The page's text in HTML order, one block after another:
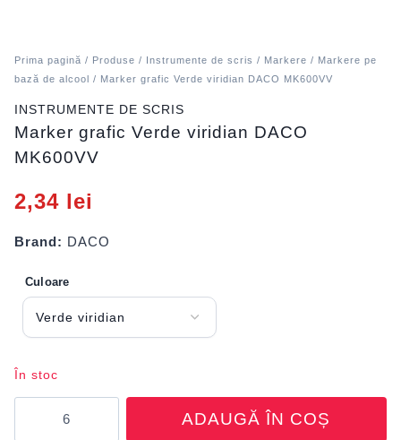
Prima pagină / Produse / Instrumente de scris / Markere / Markere pe
bază de alcool / Marker grafic Verde viridian DACO MK600VV
INSTRUMENTE DE SCRIS
Marker grafic Verde viridian DACO
MK600VV
2,34 lei
Brand: DACO
Culoare
În stoc
ADAUGĂ ÎN COȘ